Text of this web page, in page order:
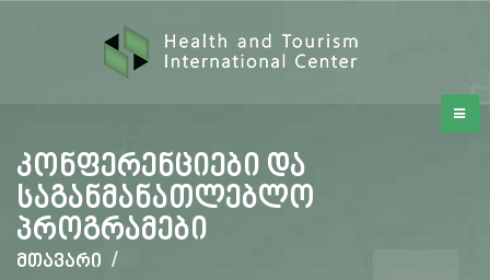
კონფერენციები და
საგანმანათლებლო
პროგრამები
მთავარი /